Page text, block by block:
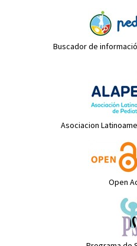
Buscador de
Asociacion
Open